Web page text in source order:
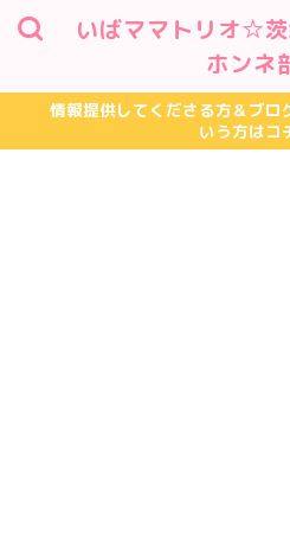
いばママトリオ☆
ホンネ
情報提供してくださる方＆ブロ
いう方は